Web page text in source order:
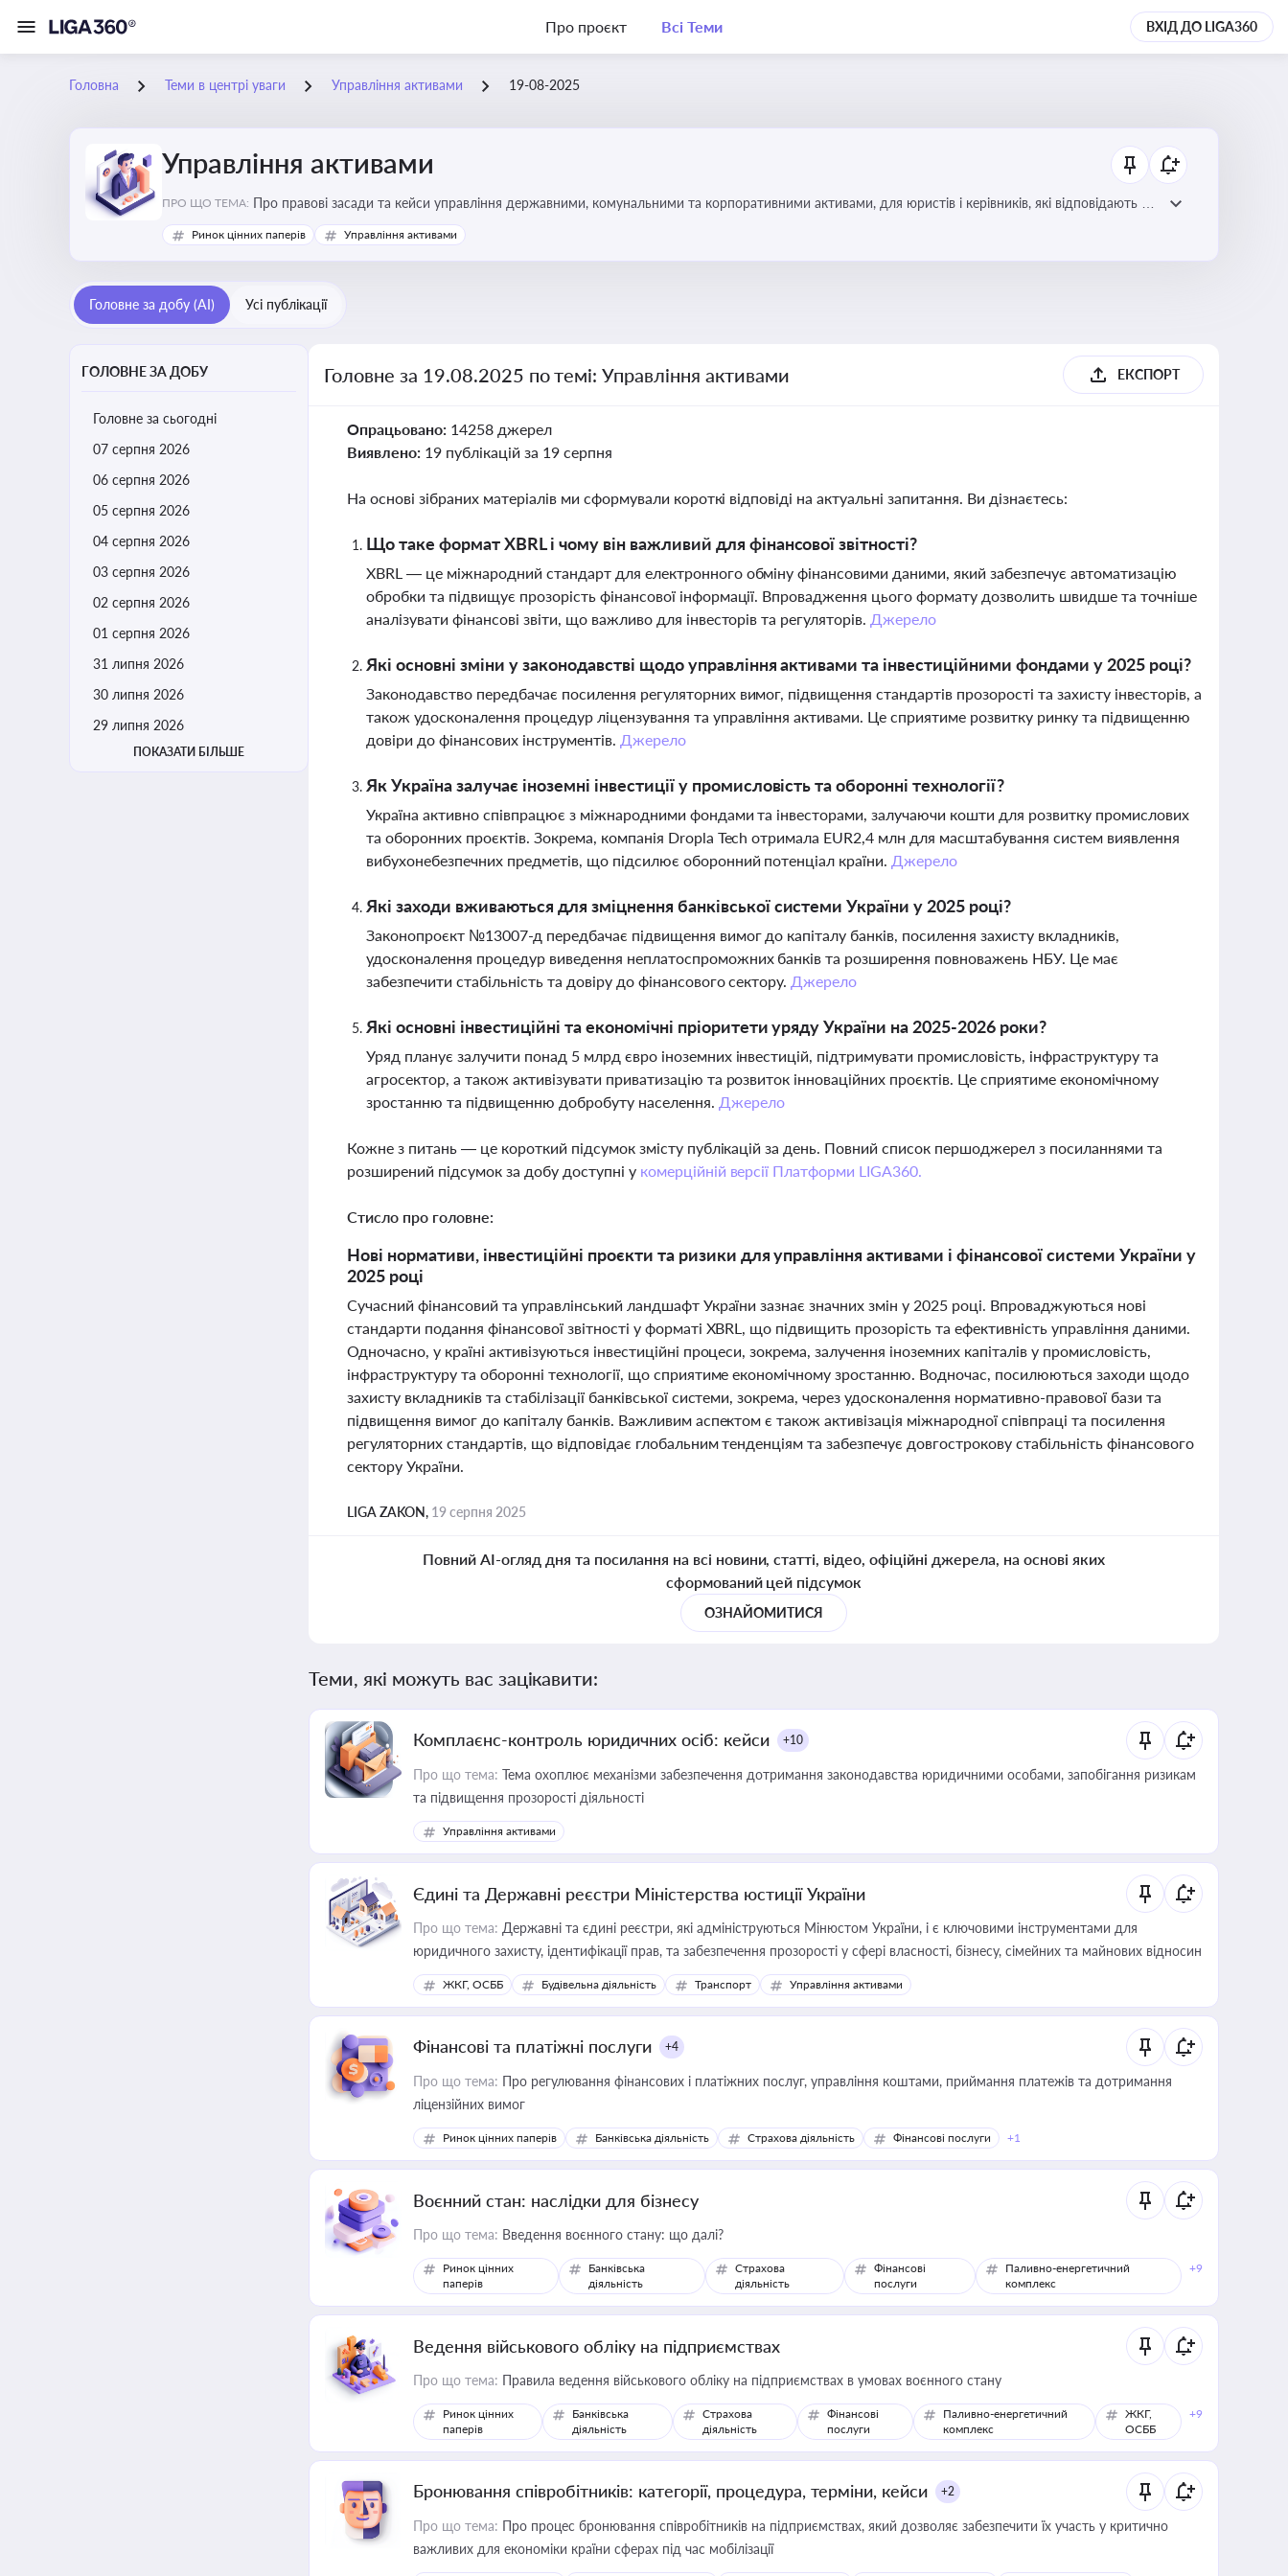
Про проєкт Всі Теми ВХІД ДО LIGA360
Головна Теми в центрі уваги Управління активами 19-08-2025
Управління активами
ПРО ЩО ТЕМА: Про правові засади та кейси управління державними, комунальними та корпоративними активами, для юристів і керівників, які відповідають за
збереження та ефективне використання майна підприємств і держави
Ринок цінних паперів Управління активами
Головне за добу (AI) Усі публікації
ГОЛОВНЕ ЗА ДОБУ
Головне за сьогодні
07 серпня 2026
06 серпня 2026
05 серпня 2026
04 серпня 2026
03 серпня 2026
02 серпня 2026
01 серпня 2026
31 липня 2026
30 липня 2026
29 липня 2026
ПОКАЗАТИ БІЛЬШЕ
Головне за 19.08.2025 по темі: Управління активами ЕКСПОРТ
Опрацьовано: 14258 джерел
Виявлено: 19 публікацій за 19 серпня
На основі зібраних матеріалів ми сформували короткі відповіді на актуальні запитання. Ви дізнаєтесь:
Що таке формат XBRL і чому він важливий для фінансової звітності?
XBRL — це міжнародний стандарт для електронного обміну фінансовими даними, який забезпечує автоматизацію
обробки та підвищує прозорість фінансової інформації. Впровадження цього формату дозволить швидше та точніше
аналізувати фінансові звіти, що важливо для інвесторів та регуляторів. Джерело
Які основні зміни у законодавстві щодо управління активами та інвестиційними фондами у 2025 році?
Законодавство передбачає посилення регуляторних вимог, підвищення стандартів прозорості та захисту інвесторів, а
також удосконалення процедур ліцензування та управління активами. Це сприятиме розвитку ринку та підвищенню
довіри до фінансових інструментів. Джерело
Як Україна залучає іноземні інвестиції у промисловість та оборонні технології?
Україна активно співпрацює з міжнародними фондами та інвесторами, залучаючи кошти для розвитку промислових
та оборонних проєктів. Зокрема, компанія Dropla Tech отримала EUR2,4 млн для масштабування систем виявлення
вибухонебезпечних предметів, що підсилює оборонний потенціал країни. Джерело
Які заходи вживаються для зміцнення банківської системи України у 2025 році?
Законопроєкт №13007-д передбачає підвищення вимог до капіталу банків, посилення захисту вкладників,
удосконалення процедур виведення неплатоспроможних банків та розширення повноважень НБУ. Це має
забезпечити стабільність та довіру до фінансового сектору. Джерело
Які основні інвестиційні та економічні пріоритети уряду України на 2025-2026 роки?
Уряд планує залучити понад 5 млрд євро іноземних інвестицій, підтримувати промисловість, інфраструктуру та
агросектор, а також активізувати приватизацію та розвиток інноваційних проєктів. Це сприятиме економічному
зростанню та підвищенню добробуту населення. Джерело
Кожне з питань — це короткий підсумок змісту публікацій за день. Повний список першоджерел з посиланнями та
розширений підсумок за добу доступні у комерційній версії Платформи LIGA360.
Стисло про головне:
Нові нормативи, інвестиційні проєкти та ризики для управління активами і фінансової системи України у
2025 році
Сучасний фінансовий та управлінський ландшафт України зазнає значних змін у 2025 році. Впроваджуються нові
стандарти подання фінансової звітності у форматі XBRL, що підвищить прозорість та ефективність управління даними.
Одночасно, у країні активізуються інвестиційні процеси, зокрема, залучення іноземних капіталів у промисловість,
інфраструктуру та оборонні технології, що сприятиме економічному зростанню. Водночас, посилюються заходи щодо
захисту вкладників та стабілізації банківської системи, зокрема, через удосконалення нормативно-правової бази та
підвищення вимог до капіталу банків. Важливим аспектом є також активізація міжнародної співпраці та посилення
регуляторних стандартів, що відповідає глобальним тенденціям та забезпечує довгострокову стабільність фінансового
сектору України.
LIGA ZAKON, 19 серпня 2025
Повний AI-огляд дня та посилання на всі новини, статті, відео, офіційні джерела, на основі яких
сформований цей підсумок
ОЗНАЙОМИТИСЯ
Теми, які можуть вас зацікавити:
Комплаєнс-контроль юридичних осіб: кейси +10
Про що тема: Тема охоплює механізми забезпечення дотримання законодавства юридичними особами, запобігання ризикам
та підвищення прозорості діяльності
Управління активами
Єдині та Державні реєстри Міністерства юстиції України
Про що тема: Державні та єдині реєстри, які адмініструються Мінюстом України, і є ключовими інструментами для
юридичного захисту, ідентифікації прав, та забезпечення прозорості у сфері власності, бізнесу, сімейних та майнових відносин
ЖКГ, ОСББ Будівельна діяльність Транспорт Управління активами
Фінансові та платіжні послуги +4
Про що тема: Про регулювання фінансових і платіжних послуг, управління коштами, приймання платежів та дотримання
ліцензійних вимог
Ринок цінних паперів Банківська діяльність Страхова діяльність Фінансові послуги +1
Воєнний стан: наслідки для бізнесу
Про що тема: Введення воєнного стану: що далі?
Ринок цінних
паперів
Банківська
діяльність
Страхова
діяльність
Фінансові
послуги
Паливно-енергетичний
комплекс
+9
Ведення військового обліку на підприємствах
Про що тема: Правила ведення військового обліку на підприємствах в умовах воєнного стану
Ринок цінних
паперів
Банківська
діяльність
Страхова
діяльність
Фінансові
послуги
Паливно-енергетичний
комплекс
ЖКГ,
ОСББ
+9
Бронювання співробітників: категорії, процедура, терміни, кейси +2
Про що тема: Про процес бронювання співробітників на підприємствах, який дозволяє забезпечити їх участь у критично
важливих для економіки країни сферах під час мобілізації